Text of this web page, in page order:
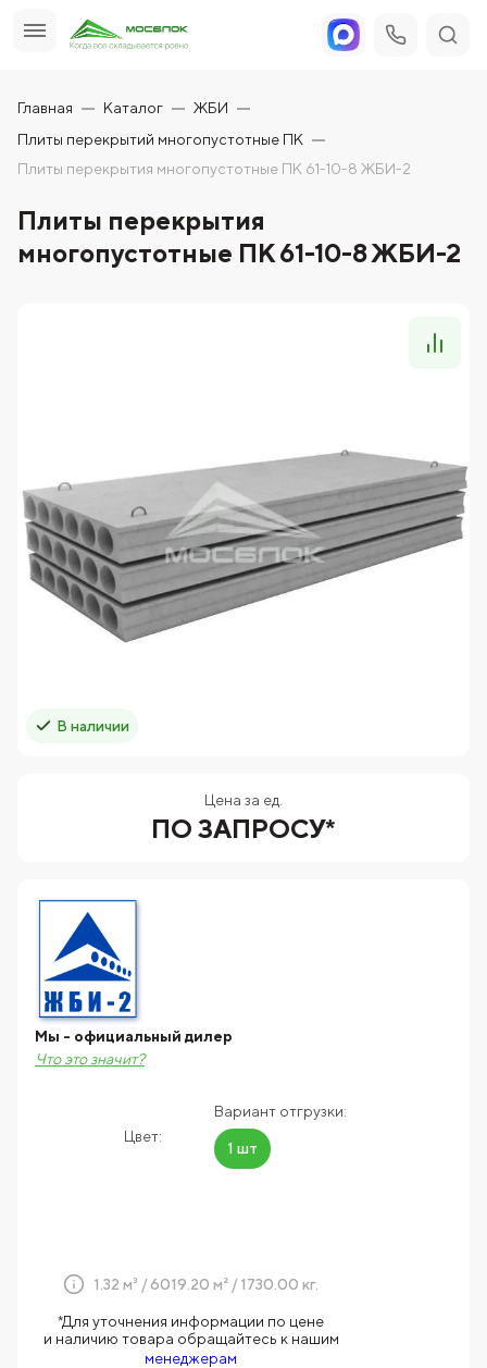
Главная Каталог
ЖБИ
Плиты перекрытий многопустотные ПК
Плиты перекрытия многопустотные ПК 61-10-8 ЖБИ-2
Плиты перекрытия
многопустотные ПК 61-10-8 ЖБИ-2
В наличии
Цена за ед.
ПО ЗАПРОСУ*
Цвет:
Вариант отгрузки:
1 шт
Мы - официальный дилер
Что это значит?
1.32 м³ / 6019.20 м² / 1730.00 кг.
*Для уточнения информации по цене
и наличию товара обращайтесь к нашим
менеджерам